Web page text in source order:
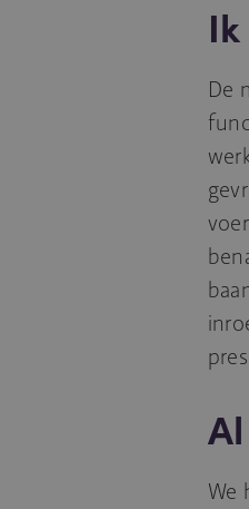
De
We